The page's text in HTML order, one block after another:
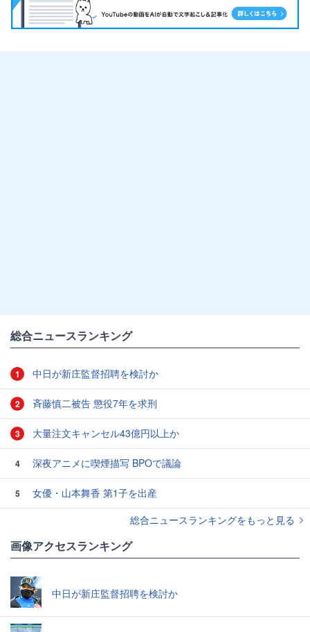
総合ニュースランキング
1 中日が新庄監督招聘を検討か
2 斉藤慎二被告 懲役7年を求刑
3 大量注文キャンセル43億円以上か
4 深夜アニメに喫煙描写 BPOで議論
5
女優・山本舞香 第1子を出産
総合ニュースランキングをもっと見る
画像アクセスランキング
中日が新庄監督招聘を検討か